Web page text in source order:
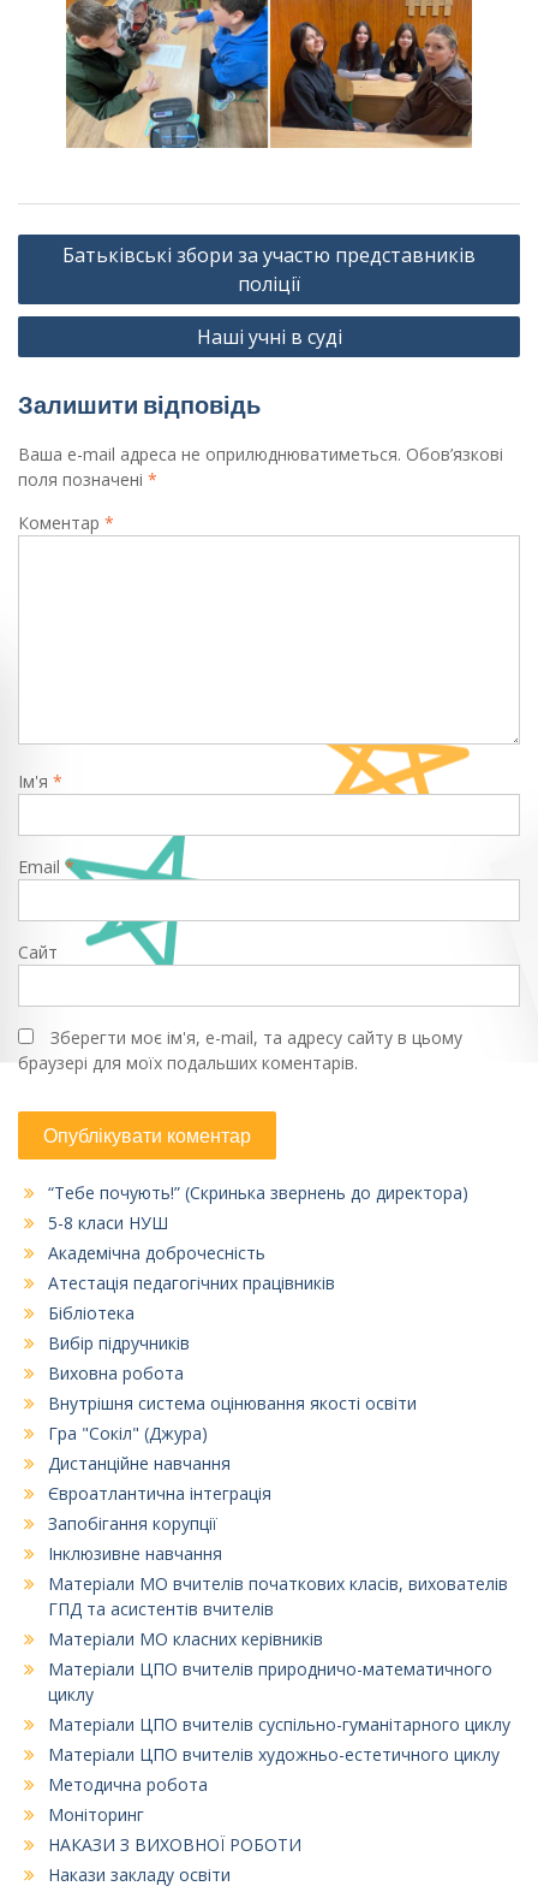
Навігація
Батьківські збори за участю представників
поліції
Наші учні в суді
Залишити відповідь
Ваша e-mail адреса не оприлюднюватиметься. Обов’язкові
поля позначені *
Коментар *
Ім'я *
Email *
Сайт
Зберегти моє ім'я, e-mail, та адресу сайту в цьому
браузері для моїх подальших коментарів.
“Тебе почують!” (Скринька звернень до директора)
5-8 класи НУШ
Академічна доброчесність
Атестація педагогічних працівників
Бібліотека
Вибір підручників
Виховна робота
Внутрішня система оцінювання якості освіти
Гра "Сокіл" (Джура)
Дистанційне навчання
Євроатлантична інтеграція
Запобігання корупції
Інклюзивне навчання
Матеріали МО вчителів початкових класів, вихователів
ГПД та асистентів вчителів
Матеріали МО класних керівників
Матеріали ЦПО вчителів природничо-математичного
циклу
Матеріали ЦПО вчителів суспільно-гуманітарного циклу
Матеріали ЦПО вчителів художньо-естетичного циклу
Методична робота
Моніторинг
НАКАЗИ З ВИХОВНОЇ РОБОТИ
Накази закладу освіти